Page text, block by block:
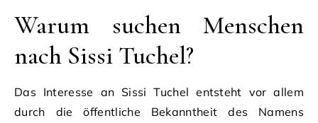
Warum suchen Menschen
nach Sissi Tuchel?
Das Interesse an Sissi Tuchel entsteht vor allem
durch die öffentliche Bekanntheit des Namens